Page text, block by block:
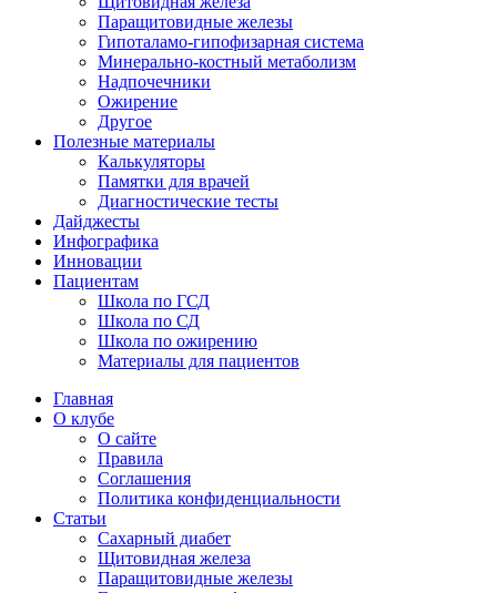
Паращитовидные железы
Гипоталамо-гипофизарная система
Минерально-костный метаболизм
Надпочечники
Ожирение
Другое
Полезные материалы
Калькуляторы
Памятки для врачей
Диагностические тесты
Дайджесты
Инфографика
Инновации
Пациентам
Школа по ГСД
Школа по СД
Школа по ожирению
Материалы для пациентов
Главная
О клубе
О сайте
Правила
Соглашения
Политика конфиденциальности
Статьи
Сахарный диабет
Щитовидная железа
Паращитовидные железы